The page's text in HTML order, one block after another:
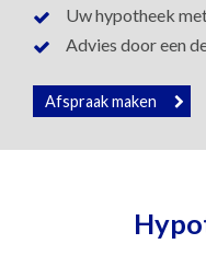
Uw hypotheek
Advies door een
Afspraak maken